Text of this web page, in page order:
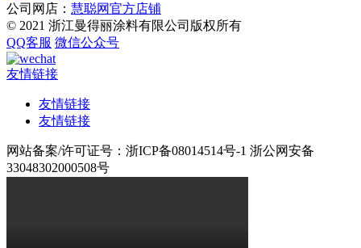
公司网店： 慧聪网官方店铺
© 2021 浙江曼得丽涂料有限公司版权所有
QQ客服 微信公众号
友情链接
友情链接
友情链接
网站备案/许可证号：浙ICP备08014514号-1 浙公网安备
33048302000508号